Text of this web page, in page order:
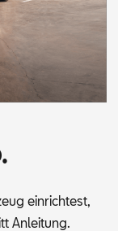
ein­rich­test,
An­lei­tung.